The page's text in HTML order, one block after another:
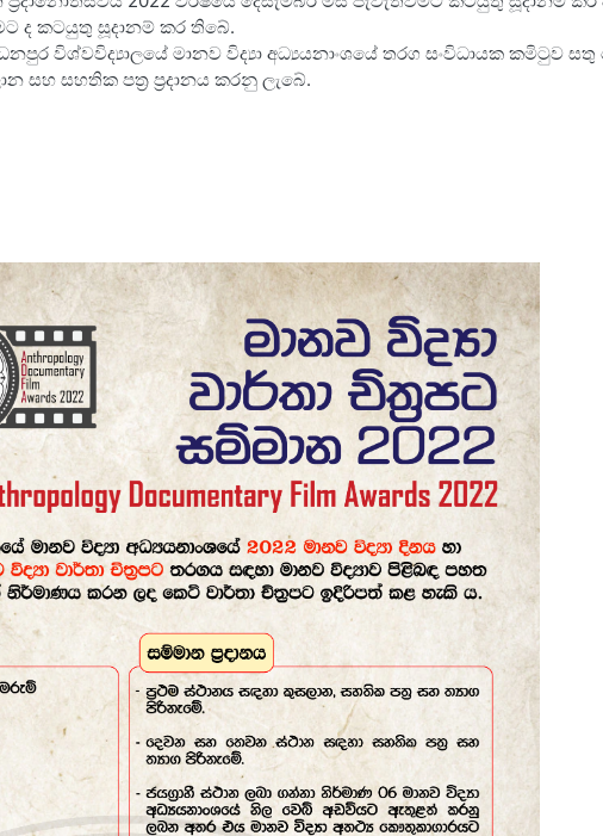
ද කටයුතු සූදානම් කර තිබේ.
විශ්වවිද්‍යාලයේ මානව විද්‍යා අධ්‍යයනාංශයේ තරග සංවිධායක කමිටුව සතු
සහ සහතික පත්‍ර ප්‍රදානය කරනු ලැබේ.